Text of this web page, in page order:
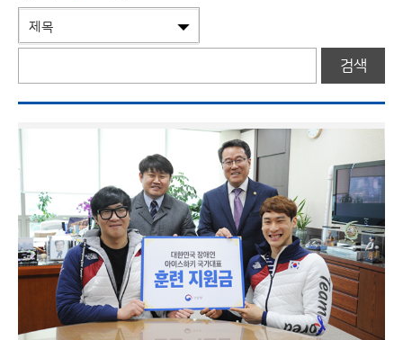
검색